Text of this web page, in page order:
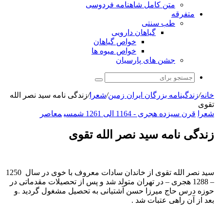
متن کامل شاهنامه فردوسی
متفرقه
طب سنتی
گیاهان دارویی
خواص گیاهان
خواص میوه ها
جشن های پارسیان
جستجو
برای
خانه/زندگینامه بزرگان ایران زمین/شعرا/زندگی نامه سید نصر الله
تقوی
شعرا
قرن سیزده هجری - 1164 الی 1261 شمسی معاصر
زندگی نامه سید نصر الله تقوی
سید نصر الله تقوی از خاندان سادات معروف با خوی در سال 1250
– 1288 هجری – در تهران متولد شد و پس از تحصیلات مقدماتی در
حوزه درس حاج میرزا حسن آشتیانی به تحصیل مشغول گردید .و
بعد از آن راهی عتبات شد .